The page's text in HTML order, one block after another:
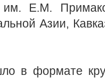
Е.М.
Азии,
в формате